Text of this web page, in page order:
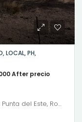
LOCAL, PH,
After precio
Armação dos Búzios, CABA, Córdoba, Punta del Este, Rosario, Santiago de Chile, Valparaíso, Villa Dolores, Viña del Mar, 9 de Julio, Avenida Presidente Roque Sáenz Peña, Microcentro, San Nicolás, Buenos Aires, Comuna 1, Ciudad Autónoma de Buenos Aires, 1035, Argentina